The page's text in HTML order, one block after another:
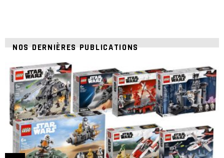
NOS DERNIÈRES PUBLICATIONS